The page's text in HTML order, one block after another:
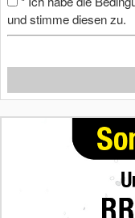
und stimme diesen zu.